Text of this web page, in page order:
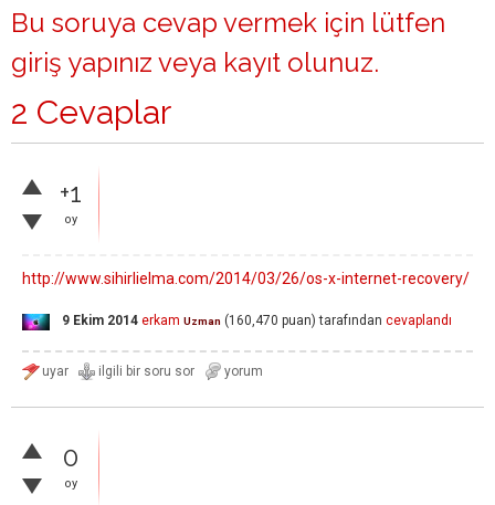
Bu soruya cevap vermek için lütfen
giriş yapınız veya kayıt olunuz.
2 Cevaplar
+1
oy
http://www.sihirlielma.com/2014/03/26/os-x-internet-recovery/
9 Ekim 2014 erkam Uzman (160,470 puan) tarafından cevaplandı
0
oy